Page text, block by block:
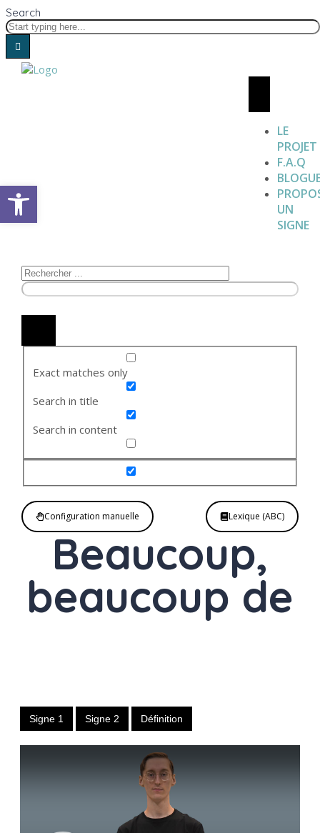
Search
LE
PROJET
F.A.Q
UN
SIGNE
Exact matches only
Search in title
Search in content
Configuration manuelle Lexique (ABC)
Beaucoup,
beaucoup de
Signe 1 Signe 2 Définition
Open toolbar